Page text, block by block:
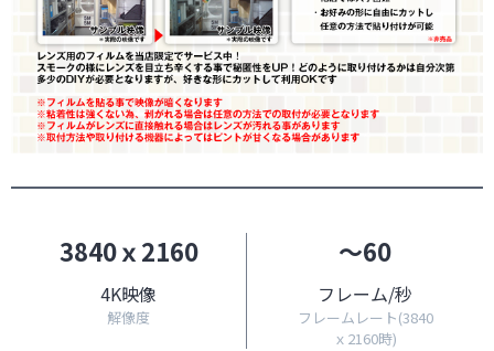
3840ｘ2160
4K映像
解像度
～60
フレーム/秒
フレームレート(3840
ｘ2160時)